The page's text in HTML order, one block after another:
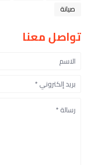
صيانة
تواصل معنا